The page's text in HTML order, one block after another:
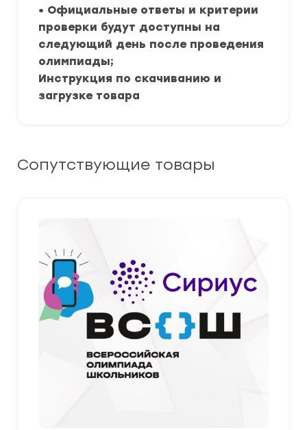
• Официальные ответы и критерии
проверки будут доступны на
следующий день после проведения
олимпиады;
Инструкция по скачиванию и
загрузке товара
Сопутствующие товары